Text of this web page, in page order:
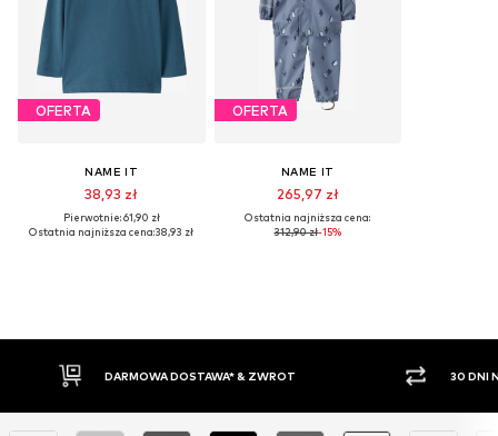
OFERTA
NAME IT
38,93 zł
Pierwotnie: 61,90 zł
Ostatnia najniższa cena:38,93 zł
OFERTA
NAME IT
265,97 zł
Ostatnia najniższa cena:
312,90 zł-15%
& ZWROT 30 DNI NA ZWROT TOWARU